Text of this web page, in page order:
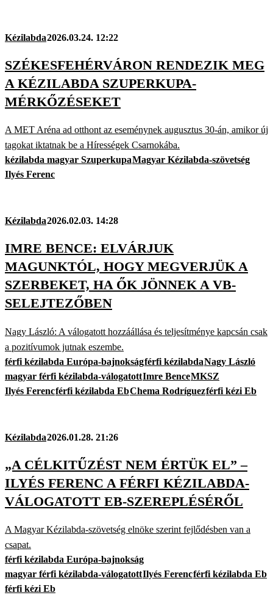
Kézilabda2026.03.24. 12:22
SZÉKESFEHÉRVÁRON RENDEZIK MEG
A KÉZILABDA SZUPERKUPA-
MÉRKŐZÉSEKET
A MET Aréna ad otthont az eseménynek augusztus 30-án, amikor új
tagokat iktatnak be a Hírességek Csarnokába.
kézilabda magyar SzuperkupaMagyar Kézilabda-szövetség
Ilyés Ferenc
Kézilabda2026.02.03. 14:28
IMRE BENCE: ELVÁRJUK
MAGUNKTÓL, HOGY MEGVERJÜK A
SZERBEKET, HA ŐK JÖNNEK A VB-
SELEJTEZŐBEN
Nagy László: A válogatott hozzáállása és teljesítménye kapcsán csak
a pozitívumok jutnak eszembe.
férfi kézilabda Európa-bajnokságférfi kézilabdaNagy László
magyar férfi kézilabda-válogatottImre BenceMKSZ
Ilyés Ferencférfi kézilabda EbChema Rodríguezférfi kézi Eb
Kézilabda2026.01.28. 21:26
„A CÉLKITŰZÉST NEM ÉRTÜK EL” –
ILYÉS FERENC A FÉRFI KÉZILABDA-
VÁLOGATOTT EB-SZEREPLÉSÉRŐL
A Magyar Kézilabda-szövetség elnöke szerint fejlődésben van a
csapat.
férfi kézilabda Európa-bajnokság
magyar férfi kézilabda-válogatottIlyés Ferencférfi kézilabda Eb
férfi kézi Eb